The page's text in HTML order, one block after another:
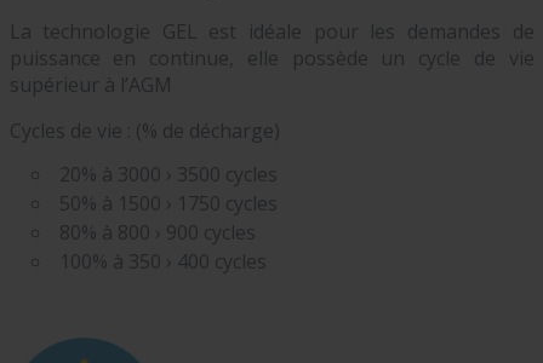
La technologie GEL est idéale pour les demandes de
puissance en continue, elle possède un cycle de vie
supérieur à l’AGM
Cycles de vie : (% de décharge)
20% à 3000 › 3500 cycles
50% à 1500 › 1750 cycles
80% à 800 › 900 cycles
100% à 350 › 400 cycles